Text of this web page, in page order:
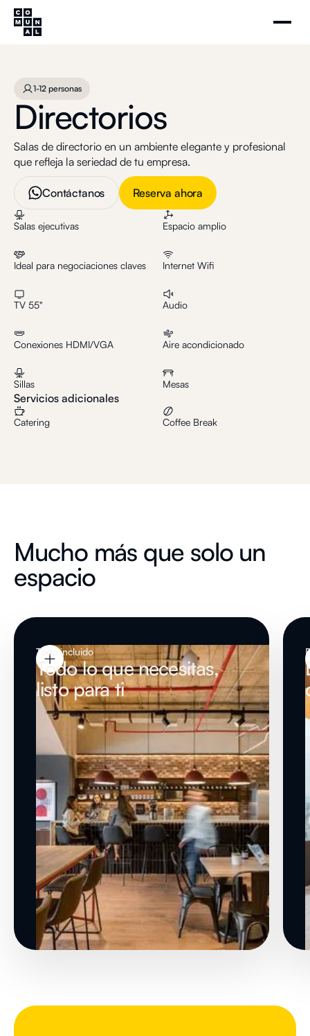
1-12 personas
Directorios
Salas de directorio en un ambiente elegante y profesional
que refleja la seriedad de tu empresa.
Contáctanos Reserva ahora
Salas ejecutivas Espacio amplio
Ideal para negociaciones claves Internet Wifi
TV 55" Audio
Conexiones HDMI/VGA Aire acondicionado
Sillas Mesas
Servicios adicionales
Catering Coffee Break
Mucho más que solo un
espacio
Todo incluido
Todo lo que necesitas,
listo para ti